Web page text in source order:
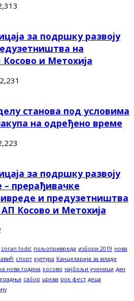
за подршку развоју
на
и Метохија
2,231
станова под условима
на одређено време
за подршку развоју
прерађивачке
и предузетништва
Косово и Метохија
zoran todić пољопривреда избори 2019 нова
спорт култура Канцеларија за младе
нова година косово најбољи ученици дан
сабор црква рок фест деца